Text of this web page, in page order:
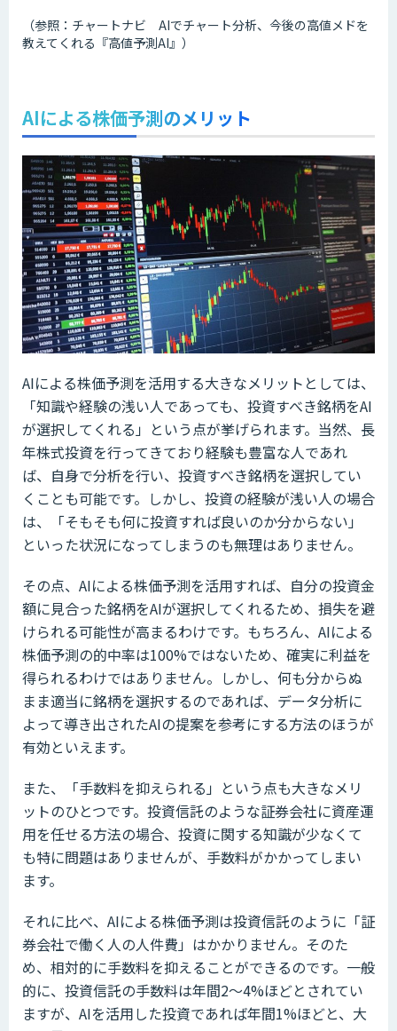
（参照：チャートナビ AIでチャート分析、今後の高値メドを
教えてくれる『高値予測AI』）
AIによる株価予測のメリット
AIによる株価予測を活用する大きなメリットとしては、
「知識や経験の浅い人であっても、投資すべき銘柄をAI
が選択してくれる」という点が挙げられます。当然、長
年株式投資を行ってきており経験も豊富な人であれ
ば、自身で分析を行い、投資すべき銘柄を選択してい
くことも可能です。しかし、投資の経験が浅い人の場合
は、「そもそも何に投資すれば良いのか分からない」
といった状況になってしまうのも無理はありません。
その点、AIによる株価予測を活用すれば、自分の投資金
額に見合った銘柄をAIが選択してくれるため、損失を避
けられる可能性が高まるわけです。もちろん、AIによる
株価予測の的中率は100%ではないため、確実に利益を
得られるわけではありません。しかし、何も分からぬ
まま適当に銘柄を選択するのであれば、データ分析に
よって導き出されたAIの提案を参考にする方法のほうが
有効といえます。
また、「手数料を抑えられる」という点も大きなメリ
ットのひとつです。投資信託のような証券会社に資産運
用を任せる方法の場合、投資に関する知識が少なくて
も特に問題はありませんが、手数料がかかってしまい
ます。
それに比べ、AIによる株価予測は投資信託のように「証
券会社で働く人の人件費」はかかりません。そのた
め、相対的に手数料を抑えることができるのです。一般
的に、投資信託の手数料は年間2〜4%ほどとされてい
ますが、AIを活用した投資であれば年間1%ほどと、大